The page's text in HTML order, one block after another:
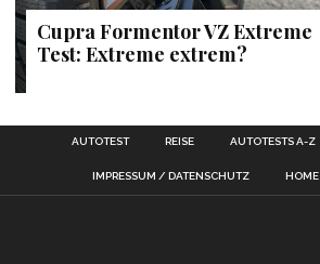
Cupra Formentor VZ Extreme
Test: Extreme extrem?
AUTOTEST REISE AUTOTESTS A-Z
IMPRESSUM / DATENSCHUTZ HOME